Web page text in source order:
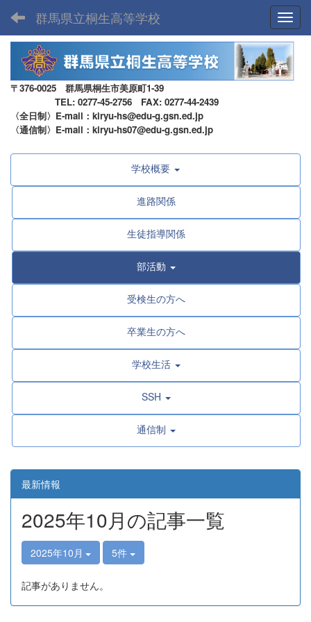
群馬県立桐生高等学校
〒376-0025 群馬県桐生市美原町1-39
TEL: 0277-45-2756 FAX: 0277-44-2439
〈全日制〉E-mail：kiryu-hs@edu-g.gsn.ed.jp
〈通信制〉E-mail：kiryu-hs07@edu-g.gsn.ed.jp
学校概要
進路関係
生徒指導関係
部活動
受検生の方へ
卒業生の方へ
学校生活
SSH
通信制
最新情報
2025年10月の記事一覧
2025年10月 5件
記事がありません。